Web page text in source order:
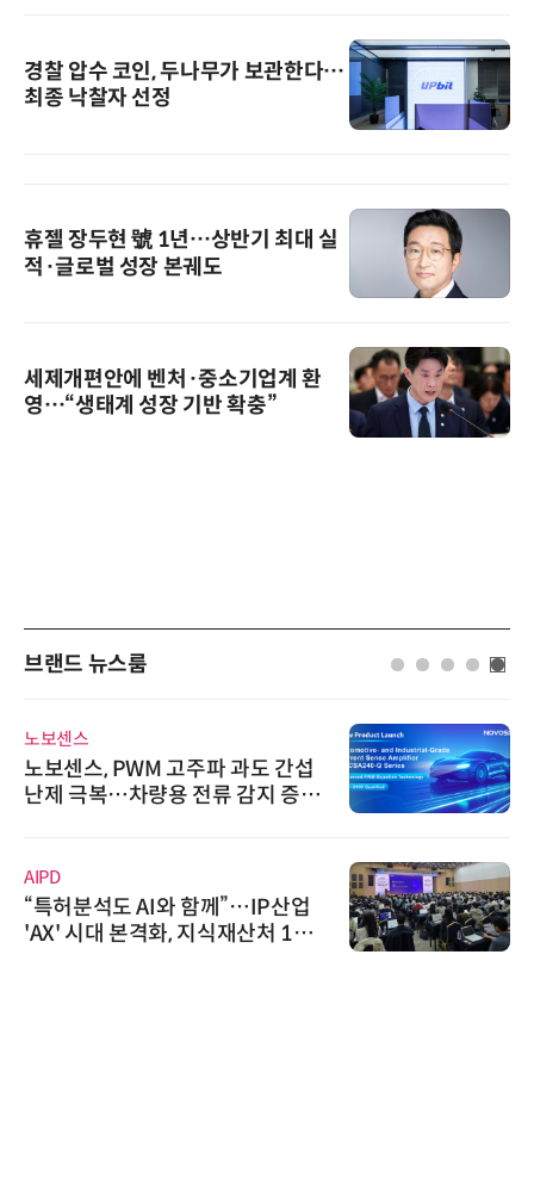
경찰 압수 코인, 두나무가 보관한다…
최종 낙찰자 선정
휴젤 장두현 號 1년…상반기 최대 실
적·글로벌 성장 본궤도
세제개편안에 벤처·중소기업계 환
영…“생태계 성장 기반 확충”
브랜드 뉴스룸
노보센스
노보센스, PWM 고주파 과도 간섭
난제 극복…차량용 전류 감지 증폭
AIPD
“특허분석도 AI와 함께”…IP산업
'AX' 시대 본격화, 지식재산처 1호